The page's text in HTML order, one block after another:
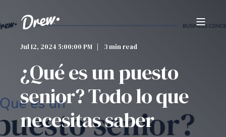
Jul 12, 2024 5:00:00 PM 3 min read
¿Qué es un puesto
senior? Todo lo que
necesitas saber